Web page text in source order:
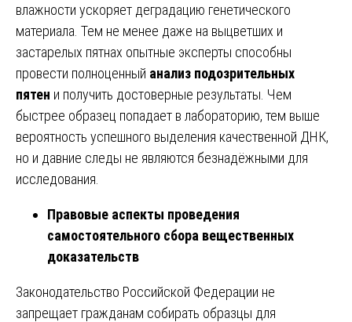
влажности ускоряет деградацию генетического
материала. Тем не менее даже на выцветших и
застарелых пятнах опытные эксперты способны
провести полноценный анализ подозрительных
пятен и получить достоверные результаты. Чем
быстрее образец попадает в лабораторию, тем выше
вероятность успешного выделения качественной ДНК,
но и давние следы не являются безнадёжными для
исследования.
Правовые аспекты проведения
самостоятельного сбора вещественных
доказательств
Законодательство Российской Федерации не
запрещает гражданам собирать образцы для